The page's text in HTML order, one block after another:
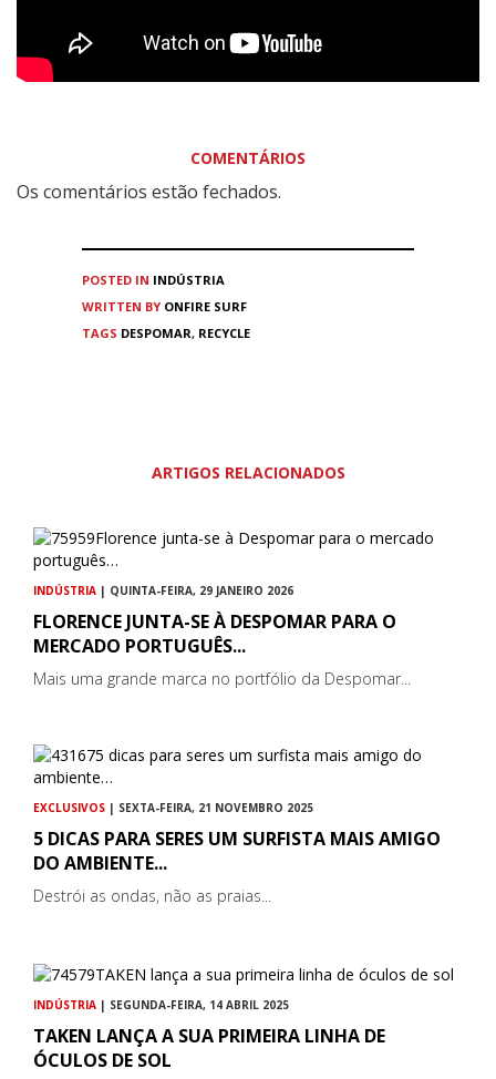
COMENTÁRIOS
Os comentários estão fechados.
POSTED IN INDÚSTRIA
WRITTEN BY ONFIRE SURF
TAGS DESPOMAR, RECYCLE
ARTIGOS RELACIONADOS
INDÚSTRIA | QUINTA-FEIRA, 29 JANEIRO 2026
FLORENCE JUNTA-SE À DESPOMAR PARA O
MERCADO PORTUGUÊS...
Mais uma grande marca no portfólio da Despomar...
EXCLUSIVOS | SEXTA-FEIRA, 21 NOVEMBRO 2025
5 DICAS PARA SERES UM SURFISTA MAIS AMIGO
DO AMBIENTE...
Destrói as ondas, não as praias...
INDÚSTRIA | SEGUNDA-FEIRA, 14 ABRIL 2025
TAKEN LANÇA A SUA PRIMEIRA LINHA DE
ÓCULOS DE SOL